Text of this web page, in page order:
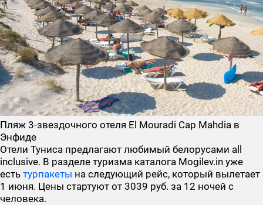
Пляж 3-звездочного отеля El Mouradi Cap Mahdia в
Энфиде
Отели Туниса предлагают любимый белорусами all
inclusive. В разделе туризма каталога Mogilev.in уже
есть турпакеты на следующий рейс, который вылетает
1 июня. Цены стартуют от 3039 руб. за 12 ночей с
человека.